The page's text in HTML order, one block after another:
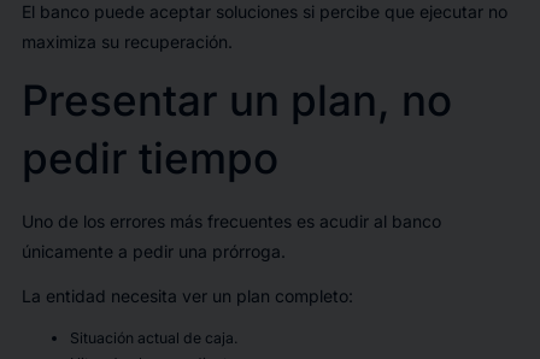
El banco puede aceptar soluciones si percibe que ejecutar no
maximiza su recuperación.
Presentar un plan, no
pedir tiempo
Uno de los errores más frecuentes es acudir al banco
únicamente a pedir una prórroga.
La entidad necesita ver un plan completo:
Situación actual de caja.